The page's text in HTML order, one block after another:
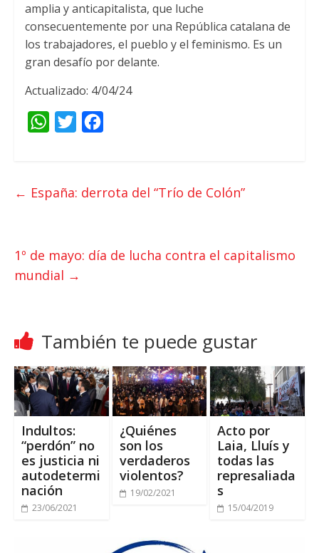
amplia y anticapitalista, que luche
consecuentemente por una República catalana de
los trabajadores, el pueblo y el feminismo. Es un
gran desafío por delante.
Actualizado: 4/04/24
W
p
p
r
o
← España: derrota del “Trío de Colón”
1º de mayo: día de lucha contra el capitalismo
mundial →
También te puede gustar
Indultos:
“perdón” no
es justicia ni
autodetermi
nación
23/06/2021
¿Quiénes
son los
verdaderos
violentos?
19/02/2021
Acto por
Laia, Lluís y
todas las
represaliada
s
15/04/2019